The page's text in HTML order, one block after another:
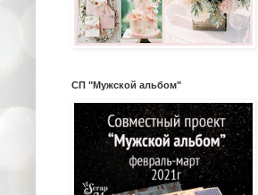
СП "Мужской альбом"